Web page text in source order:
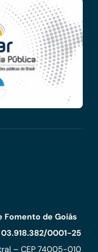
Fomento de Goiás
03.918.382/0001-25
– CEP 74005-010